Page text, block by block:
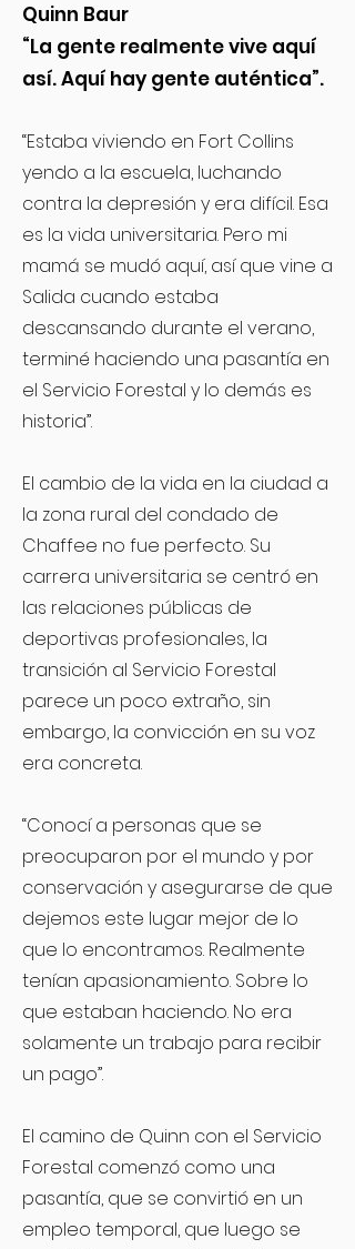
Quinn Baur
“La gente realmente vive aquí
así. Aquí hay gente auténtica”.
“Estaba viviendo en Fort Collins
yendo a la escuela, luchando
contra la depresión y era difícil. Esa
es la vida universitaria. Pero mi
mamá se mudó aquí, así que vine a
Salida cuando estaba
descansando durante el verano,
terminé haciendo una pasantía en
el Servicio Forestal y lo demás es
historia”.
El cambio de la vida en la ciudad a
la zona rural del condado de
Chaffee no fue perfecto. Su
carrera universitaria se centró en
las relaciones públicas de
deportivas profesionales, la
transición al Servicio Forestal
parece un poco extraño, sin
embargo, la convicción en su voz
era concreta.
“Conocí a personas que se
preocuparon por el mundo y por
conservación y asegurarse de que
dejemos este lugar mejor de lo
que lo encontramos. Realmente
tenían apasionamiento. Sobre lo
que estaban haciendo. No era
solamente un trabajo para recibir
un pago”.
El camino de Quinn con el Servicio
Forestal comenzó como una
pasantía, que se convirtió en un
empleo temporal, que luego se